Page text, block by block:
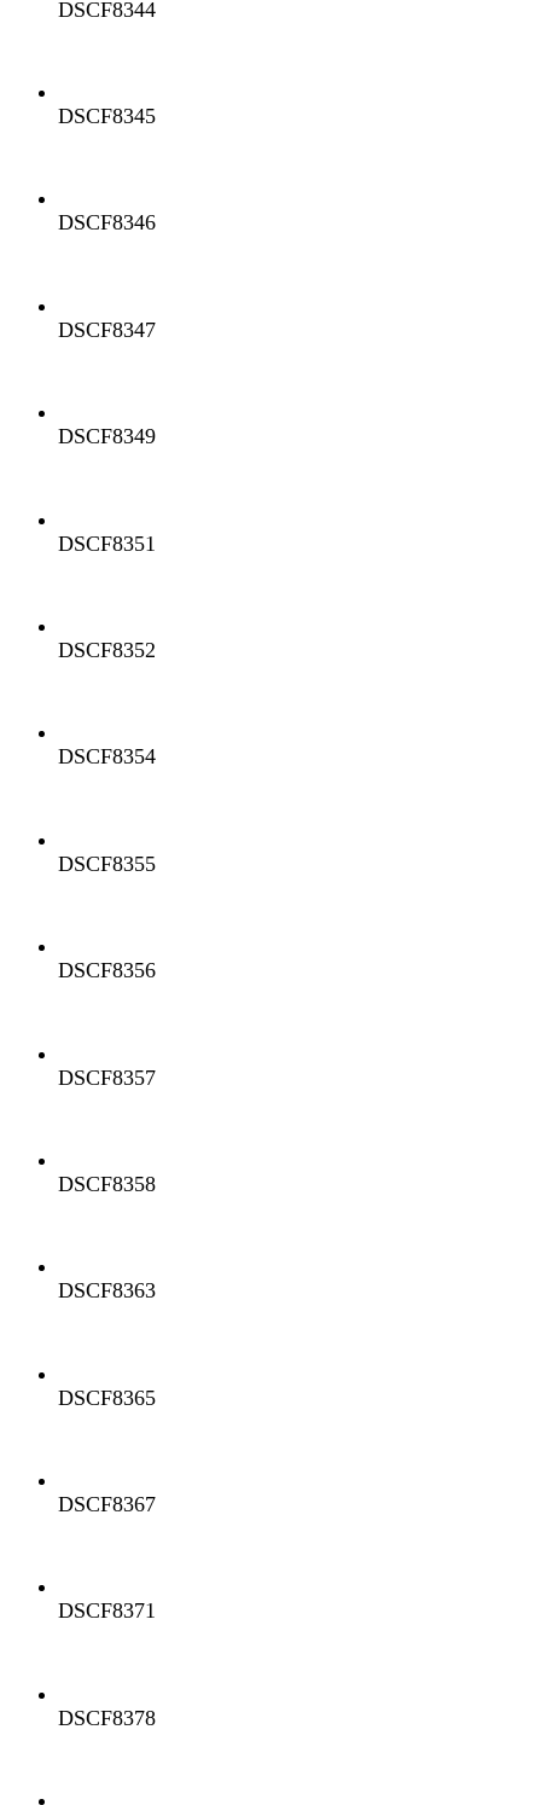
DSCF8344
DSCF8345
DSCF8346
DSCF8347
DSCF8349
DSCF8351
DSCF8352
DSCF8354
DSCF8355
DSCF8356
DSCF8357
DSCF8358
DSCF8363
DSCF8365
DSCF8367
DSCF8371
DSCF8378